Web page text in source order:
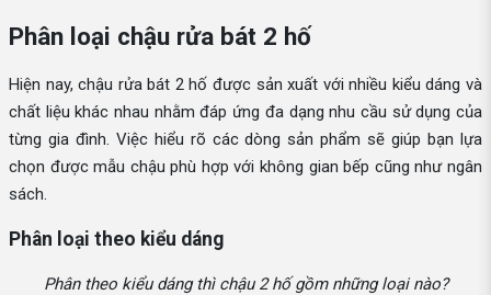
Phân loại chậu rửa bát 2 hố
Hiện nay, chậu rửa bát 2 hố được sản xuất với nhiều kiểu dáng và
chất liệu khác nhau nhằm đáp ứng đa dạng nhu cầu sử dụng của
từng gia đình. Việc hiểu rõ các dòng sản phẩm sẽ giúp bạn lựa
chọn được mẫu chậu phù hợp với không gian bếp cũng như ngân
sách.
Phân loại theo kiểu dáng
Phân theo kiểu dáng thì chậu 2 hố gồm những loại nào?